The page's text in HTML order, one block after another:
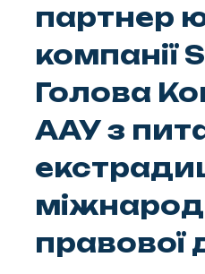
партнер
компанії
Голова
ААУ з
правової